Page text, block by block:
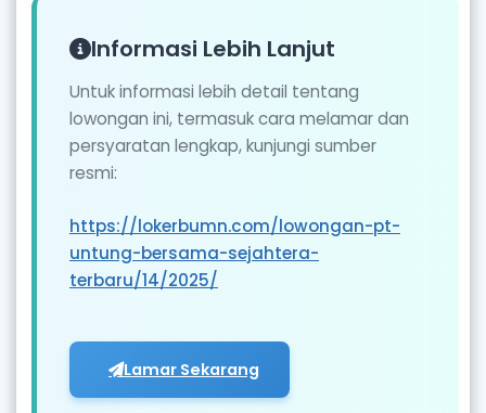
Informasi Lebih Lanjut
Untuk informasi lebih detail tentang
lowongan ini, termasuk cara melamar dan
persyaratan lengkap, kunjungi sumber
resmi:
https://lokerbumn.com/lowongan-pt-
untung-bersama-sejahtera-
terbaru/14/2025/
Lamar Sekarang